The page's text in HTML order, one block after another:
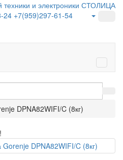
24 +7(959)297-61-54
DPNA82WIFI/C (8кг)